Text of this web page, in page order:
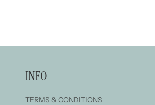
INFO
TERMS & CONDITIONS